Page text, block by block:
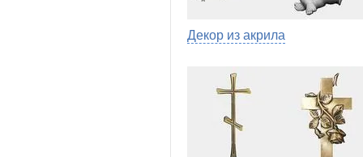
Декор из акрила